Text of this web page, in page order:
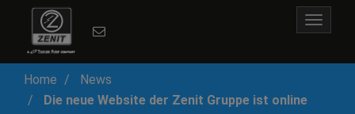
Toggle
Home
News
Die neue Website der Zenit Gruppe ist online